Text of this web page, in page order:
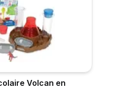
Volcan en